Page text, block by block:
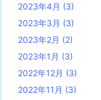
2023年4月 (3)
2023年3月 (3)
2023年2月 (2)
2023年1月 (3)
2022年12月 (3)
2022年11月 (3)